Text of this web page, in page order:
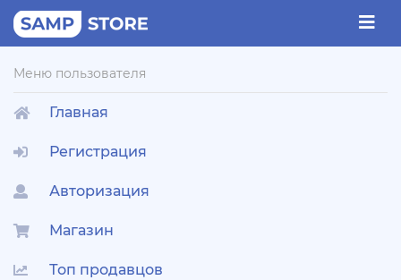
Меню пользователя
Главная
Регистрация
Авторизация
Магазин
Топ продавцов